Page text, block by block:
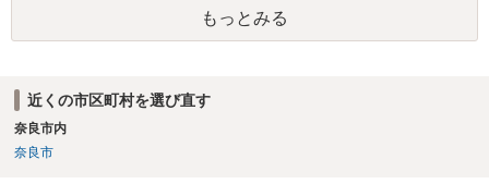
もっとみる
近くの市区町村を選び直す
奈良市内
奈良市